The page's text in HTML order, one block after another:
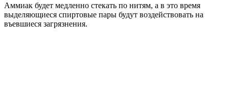
Аммиак будет медленно стекать по нитям, а в это время
выделяющиеся спиртовые пары будут воздействовать на
въевшиеся загрязнения.